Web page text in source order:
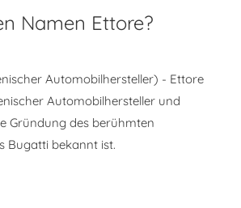
Namen Ettore?
Automobilhersteller) - Ettore
Automobilhersteller und
Gründung des berühmten
Bugatti bekannt ist.